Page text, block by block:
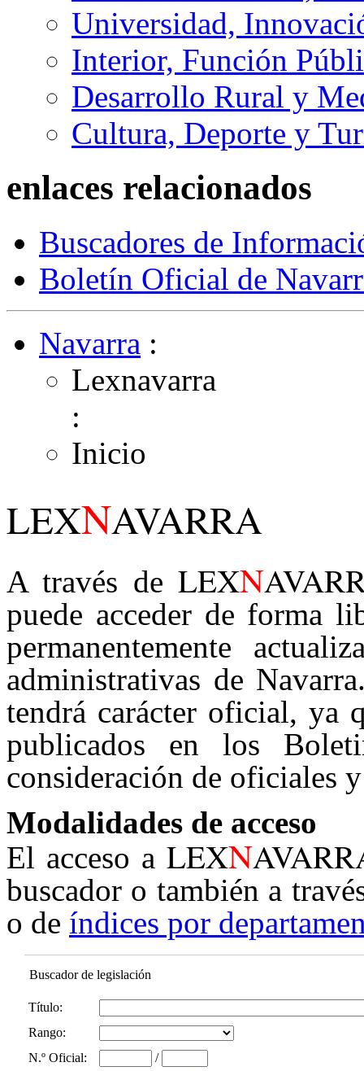
Universidad,
Interior, Función
Desarrollo Rural y
Cultura, Deporte y
enlaces relacionados
Buscadores de
Boletín Oficial de
Navarra :
Lexnavarra
:
Inicio
LEXNAVARRA
A través de LEXN
puede acceder de forma
permanentemente
administrativas de
tendrá carácter oficial, ya
publicados en los
consideración de oficiales
Modalidades de acceso
El acceso aLEXN
buscador o también a
o de índices por
Buscador de legislación
Título:
Rango:
N.º Oficial:
/